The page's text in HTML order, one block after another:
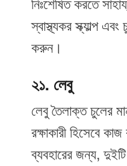
নিঃশেষিত করতে
স্বাস্থ্যকর স্ক্যাল্প
করুন।
২১. লেবু
লেবু তৈলাক্ত চুলের
রক্ষাকারী হিসেবে
ব্যবহারের জন্য,